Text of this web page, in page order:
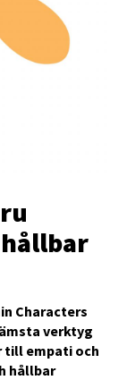
Characters
verktyg
till empati och
hållbar